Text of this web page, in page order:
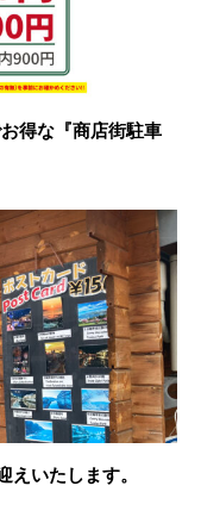
得な『商店街駐車
いたします。